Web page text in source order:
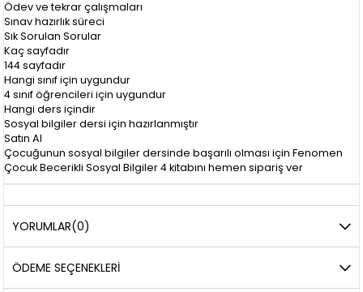
Ödev ve tekrar çalışmaları
Sınav hazırlık süreci
Sık Sorulan Sorular
Kaç sayfadır
144 sayfadır
Hangi sınıf için uygundur
4 sınıf öğrencileri için uygundur
Hangi ders içindir
Sosyal bilgiler dersi için hazırlanmıştır
Satın Al
Çocuğunun sosyal bilgiler dersinde başarılı olması için Fenomen
Çocuk Becerikli Sosyal Bilgiler 4 kitabını hemen sipariş ver
YORUMLAR(0)
ÖDEME SEÇENEKLERI